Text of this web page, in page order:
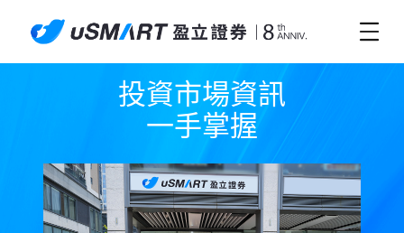
投資市場資訊
一手掌握